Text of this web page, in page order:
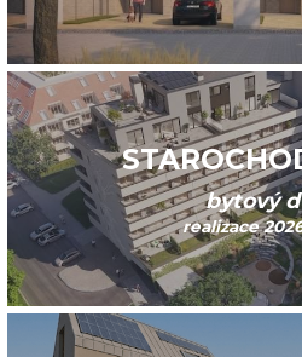
bytový
realizace